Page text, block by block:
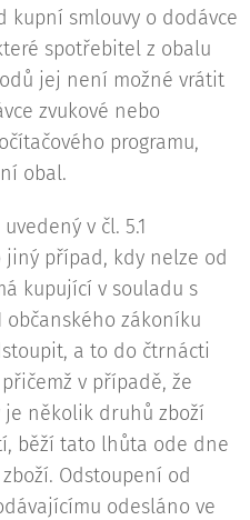
kupní smlouvy o dodávce
spotřebitel z obalu
jej není možné vrátit
zvukové nebo
programu,
obal.
v čl. 5.1
případ, kdy nelze od
kupující v souladu s
občanského zákoníku
a to do čtrnácti
v případě, že
několik druhů zboží
běží tato lhůta ode dne
Odstoupení od
odesláno ve